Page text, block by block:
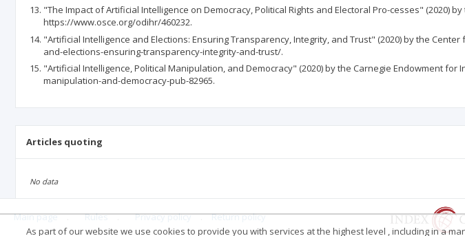
"The Impact of Artificial Intelligence on Democracy, Political Rights and Electoral Pro-cesses" (2020)
https://www.osce.org/odihr/460232.
"Artificial Intelligence and Elections: Ensuring Transparency, Integrity, and Trust" (2020) by the
and-elections-ensuring-transparency-integrity-and-trust/.
"Artificial Intelligence, Political Manipulation, and Democracy" (2020) by the Carnegie Endowment
manipulation-and-democracy-pub-82965.
Articles quoting
No data
Main page . Rules . Privacy policy .
Return policy
As part of our website we use cookies to provide you with services at the highest level , including in a